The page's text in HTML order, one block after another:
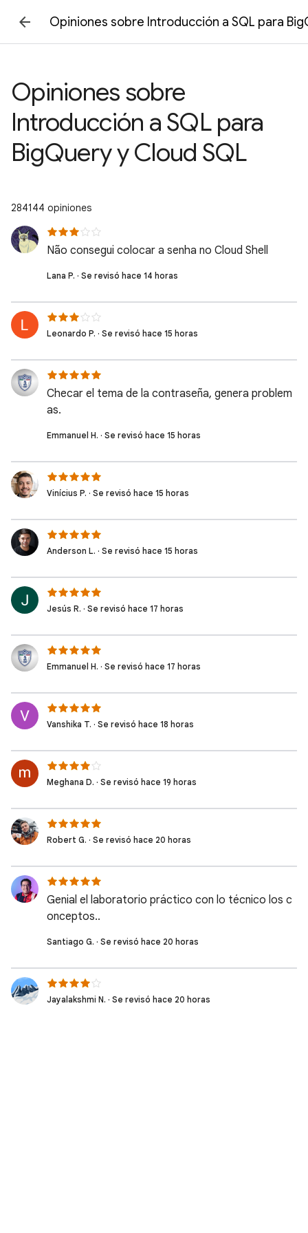
Opiniones sobre Introducción a SQL para
Opiniones sobre
Introducción a SQL para
BigQuery y Cloud SQL
284144 opiniones
Não consegui colocar a senha no Cloud Shell
Lana P. · Se revisó hace 14 horas
Leonardo P. · Se revisó hace 15 horas
Checar el tema de la contraseña, genera problem
as.
Emmanuel H. · Se revisó hace 15 horas
Vinícius P. · Se revisó hace 15 horas
Anderson L. · Se revisó hace 15 horas
Jesús R. · Se revisó hace 17 horas
Emmanuel H. · Se revisó hace 17 horas
Vanshika T. · Se revisó hace 18 horas
Meghana D. · Se revisó hace 19 horas
Robert G. · Se revisó hace 20 horas
Genial el laboratorio práctico con lo técnico los c
onceptos..
Santiago G. · Se revisó hace 20 horas
Jayalakshmi N. · Se revisó hace 20 horas